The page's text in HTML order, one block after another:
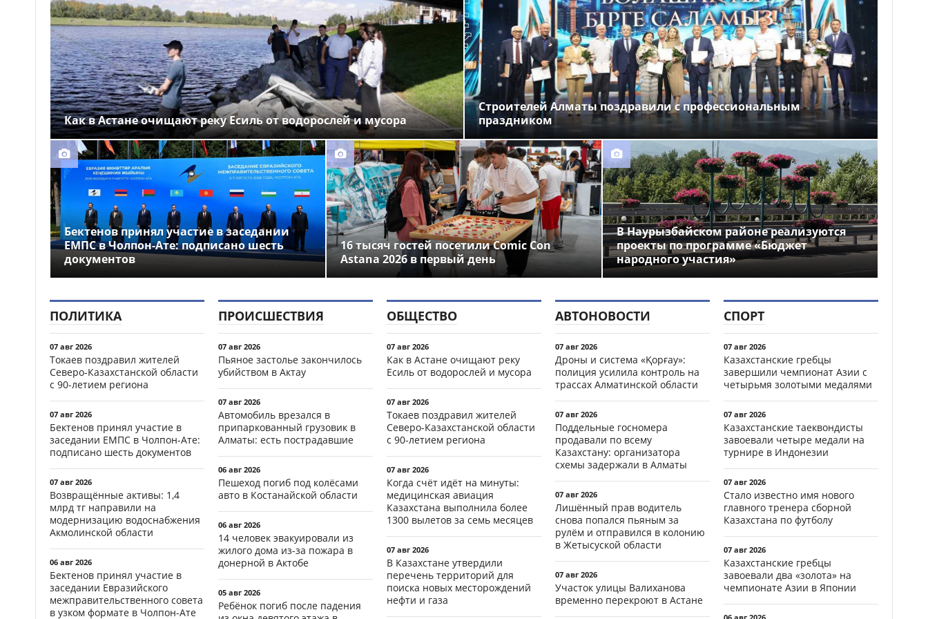
12:01
Выборы депутатов
Курултая: как узнать свой
избирательный участок
11:41
Служебная собака
помогла полицейским найти
пропавшую 18-летнюю
девушку в Караганде
Как в Астане очищают реку Есиль от водорослей и мусора
Строителей Алматы поздравили с профессиональным
праздником
Бектенов принял участие в заседании
ЕМПС в Чолпон-Ате: подписано шесть
документов
16 тысяч гостей посетили Comic Con
Astana 2026 в первый день
В Наурызбайском районе реализуются
проекты по программе «Бюджет
народного участия»
ПОЛИТИКА
07 авг 2026
Токаев поздравил жителей
Северо-Казахстанской области
с 90-летием региона
07 авг 2026
Бектенов принял участие в
заседании ЕМПС в Чолпон-Ате:
подписано шесть документов
07 авг 2026
Возвращённые активы: 1,4
млрд тг направили на
модернизацию водоснабжения
Акмолинской области
06 авг 2026
Бектенов принял участие в
заседании Евразийского
межправительственного совета
в узком формате в Чолпон-Ате
ПРОИСШЕСТВИЯ
07 авг 2026
Пьяное застолье закончилось
убийством в Актау
07 авг 2026
Автомобиль врезался в
припаркованный грузовик в
Алматы: есть пострадавшие
06 авг 2026
Пешеход погиб под колёсами
авто в Костанайской области
06 авг 2026
14 человек эвакуировали из
жилого дома из-за пожара в
донерной в Актобе
05 авг 2026
Ребёнок погиб после падения
ОБЩЕСТВО
07 авг 2026
Как в Астане очищают реку
Есиль от водорослей и мусора
07 авг 2026
Токаев поздравил жителей
Северо-Казахстанской области
с 90-летием региона
07 авг 2026
Когда счёт идёт на минуты:
медицинская авиация
Казахстана выполнила более
1300 вылетов за семь месяцев
07 авг 2026
В Казахстане утвердили
перечень территорий для
поиска новых месторождений
нефти и газа
АВТОНОВОСТИ
07 авг 2026
Дроны и система «Қорғау»:
полиция усилила контроль на
трассах Алматинской области
07 авг 2026
Поддельные госномера
продавали по всему
Казахстану: организатора
схемы задержали в Алматы
07 авг 2026
Лишённый прав водитель
снова попался пьяным за
рулём и отправился в колонию
в Жетысуской области
07 авг 2026
Участок улицы Валиханова
временно перекроют в Астане
СПОРТ
07 авг 2026
Казахстанские гребцы
завершили чемпионат Азии с
четырьмя золотыми медалями
07 авг 2026
Казахстанские таеквондисты
завоевали четыре медали на
турнире в Индонезии
07 авг 2026
Стало известно имя нового
главного тренера сборной
Казахстана по футболу
07 авг 2026
Казахстанские гребцы
завоевали два «золота» на
чемпионате Азии в Японии